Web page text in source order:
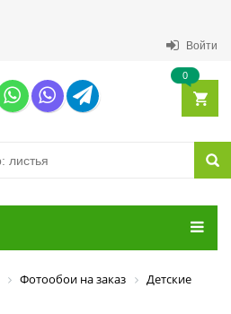
Войти
0
Фотообои на заказ
Детские